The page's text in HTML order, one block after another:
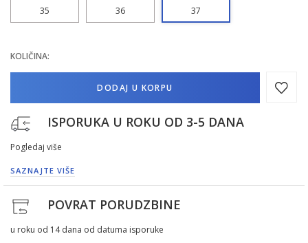
35 36 37
KOLIČINA:
DODAJ U KORPU
ISPORUKA U ROKU OD 3-5 DANA
Pogledaj više
SAZNAJTE VIŠE
POVRAT PORUDZBINE
u roku od 14 dana od datuma isporuke